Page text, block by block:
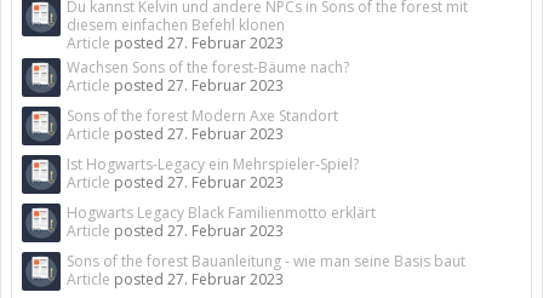
Du kannst Kelvin und andere NPCs in Sons of the forest mit
diesem einfachen Befehl klonen
Article posted 27. Februar 2023
Wachsen Sons of the forest-Bäume nach?
Article posted 27. Februar 2023
Sons of the forest Modern Axe Standort
Article posted 27. Februar 2023
Ist Hogwarts-Legacy ein Mehrspieler-Spiel?
Article posted 27. Februar 2023
Hogwarts Legacy Black Familienmotto erklärt
Article posted 27. Februar 2023
Sons of the forest Bauanleitung - wie man seine Basis baut
Article posted 27. Februar 2023